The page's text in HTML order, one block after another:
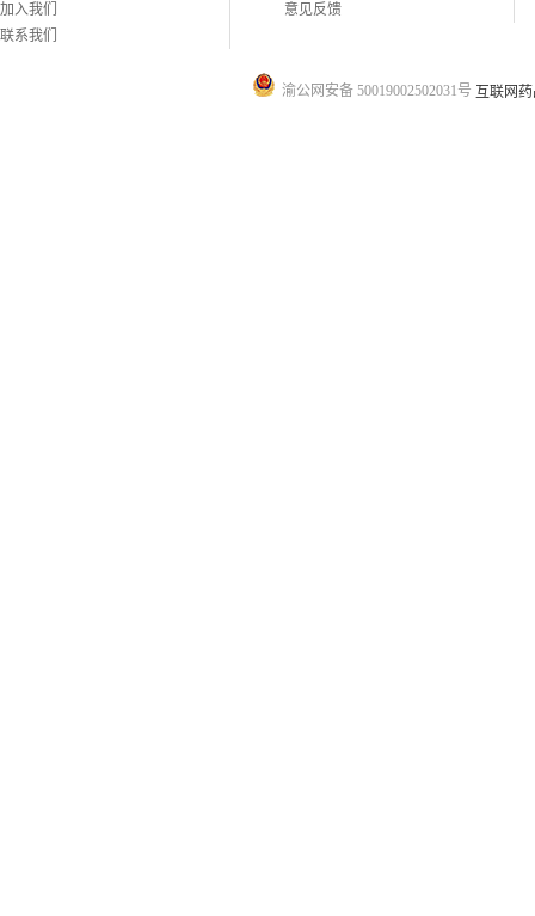
加入我们
联系我们
意见反馈
渝公网安备 50019002502031号 互联网